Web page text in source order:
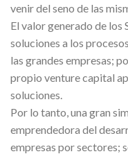
venir del seno de las
El valor generado de los
soluciones a los
las grandes empresas;
propio venture capital
soluciones.
Por lo tanto, una gran
emprendedora del
empresas por sectores;